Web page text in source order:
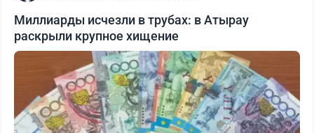
Миллиарды исчезли в трубах: в Атырау
раскрыли крупное хищение